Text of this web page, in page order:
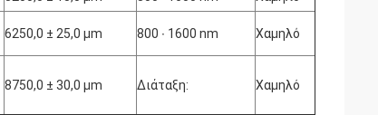
6250,0 ± 25,0 μm 800 ∙ 1600 nm Χαμηλό
8750,0 ± 30,0 μm Διάταξη: Χαμηλό